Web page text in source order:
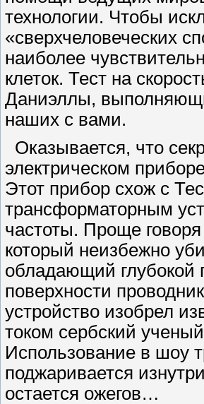
технологии. Чтобы
«сверхчеловеческих
наиболее
клеток. Тест на
Даниэллы,
наших с вами.
Оказывается, что
электрическом
Этот прибор схож с
трансформаторным
частоты. Проще
который неизбежно
обладающий глубокой
поверхности
устройство изобрел
током сербский
Использование в шоу
поджаривается
остается ожегов…